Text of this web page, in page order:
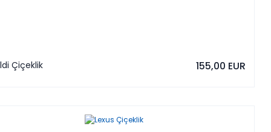
Çiçeklik 155,00 EUR